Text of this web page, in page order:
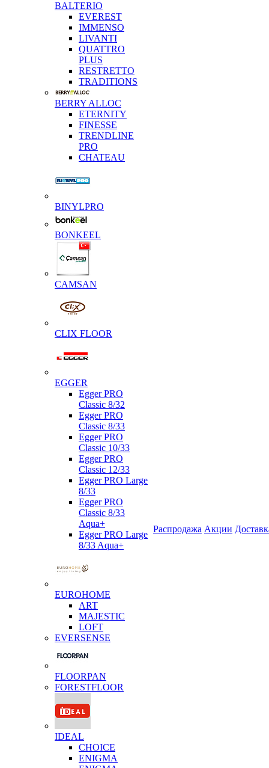
BALTERIO
EVEREST
IMMENSO
LIVANTI
QUATTRO
PLUS
RESTRETTO
TRADITIONS
BERRY ALLOC
ETERNITY
FINESSE
TRENDLINE
PRO
CHATEAU
BINYLPRO
BONKEEL
CAMSAN
CLIX FLOOR
EGGER
Egger PRO
Classic 8/32
Egger PRO
Classic 8/33
Egger PRO
Classic 10/33
Egger PRO
Classic 12/33
Egger PRO Large
8/33
Egger PRO
Classic 8/33
Aqua+
Egger PRO Large
8/33 Aqua+
EUROHOME
ART
MAJESTIC
LOFT
EVERSENSE
FLOORPAN
FORESTFLOOR
IDEAL
CHOICE
ENIGMA
Распродажа Акции